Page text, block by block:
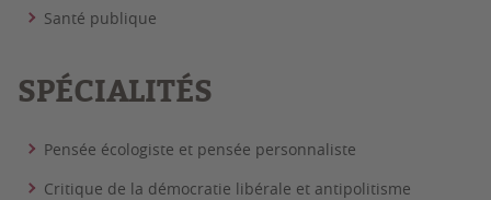
Santé publique
SPÉCIALITÉS
Pensée écologiste et pensée personnaliste
Critique de la démocratie libérale et antipolitisme